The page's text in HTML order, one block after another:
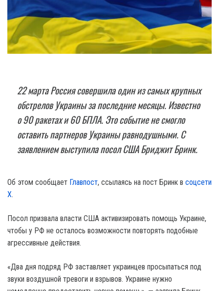
22 марта Россия совершила один из самых крупных
обстрелов Украины за последние месяцы. Известно
о 90 ракетах и 60 БПЛА. Это событие не смогло
оставить партнеров Украины равнодушными. С
заявлением выступила посол США Бриджит Бринк.
Об этом сообщает Главпост, ссылаясь на пост Бринк в соцсети
Х.
Посол призвала власти США активизировать помощь Украине,
чтобы у РФ не осталось возможности повторять подобные
агрессивные действия.
«Два дня подряд РФ заставляет украинцев просыпаться под
звуки воздушной тревоги и взрывов. Украине нужно